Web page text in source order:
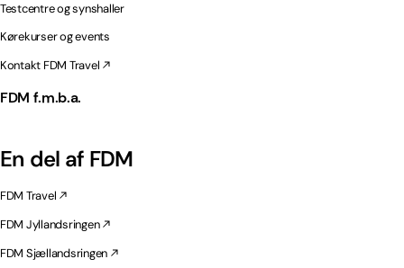
Testcentre og synshaller
Kørekurser og events
Kontakt FDM Travel
FDM f.m.b.a.
En del af FDM
FDM Travel
FDM Jyllandsringen
FDM Sjællandsringen